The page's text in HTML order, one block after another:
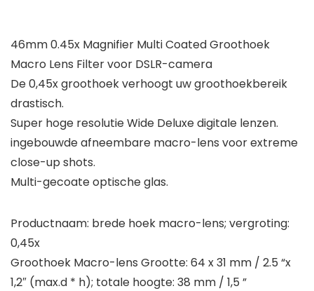
46mm 0.45x Magnifier Multi Coated Groothoek
Macro Lens Filter voor DSLR-camera
De 0,45x groothoek verhoogt uw groothoekbereik
drastisch.
Super hoge resolutie Wide Deluxe digitale lenzen.
ingebouwde afneembare macro-lens voor extreme
close-up shots.
Multi-gecoate optische glas.
Productnaam: brede hoek macro-lens; vergroting:
0,45x
Groothoek Macro-lens Grootte: 64 x 31 mm / 2.5 “x
1,2″ (max.d * h); totale hoogte: 38 mm / 1,5 ”